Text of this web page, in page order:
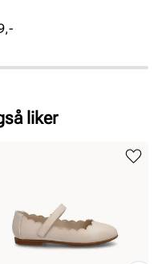
liker